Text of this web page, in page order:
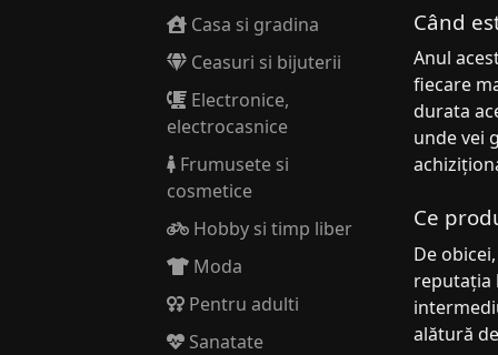
Când
Anul
fiecare
durata
unde vei
Ce
De
reputația
alătură
Casa si gradina
Ceasuri si bijuterii
Electronice,
electrocasnice
Frumusete si
cosmetice
Hobby si timp liber
Moda
Pentru adulti
Sanatate